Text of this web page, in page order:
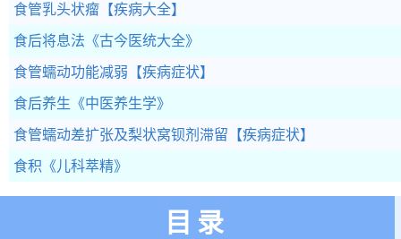
食管乳头状瘤 【疾病大全】
食后将息法 《古今医统大全》
食管蠕动功能减弱 【疾病症状】
食后养生 《中医养生学》
食管蠕动差扩张及梨状窝钡剂滞留 【疾病症状】
食积 《儿科萃精》
目录